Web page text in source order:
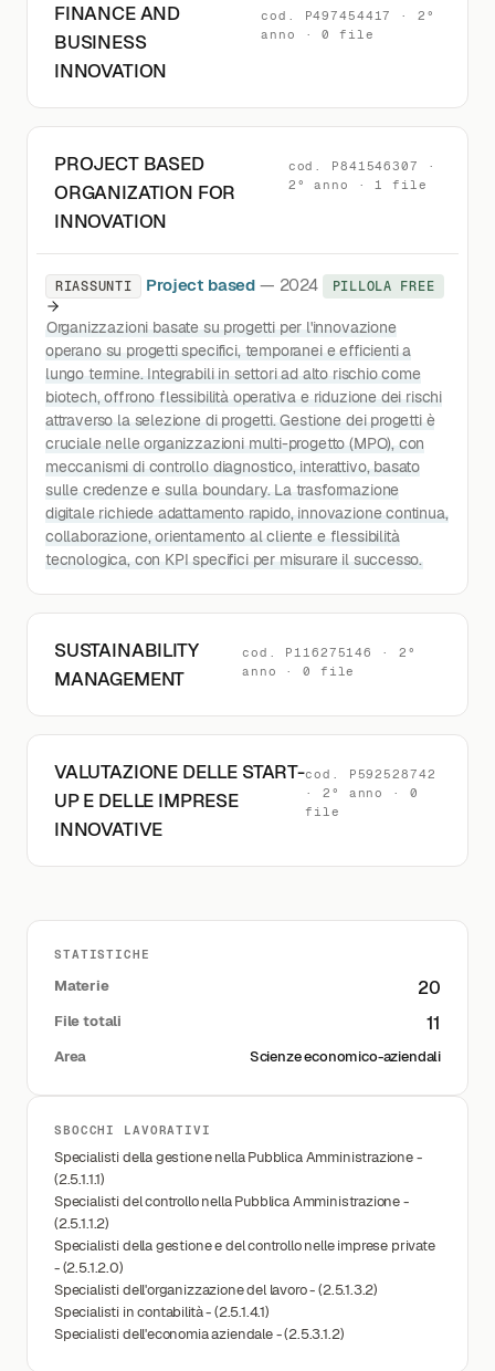
FINANCE AND
BUSINESS
INNOVATION
cod. P497454417 · 2°
anno · 0 file
PROJECT BASED
ORGANIZATION FOR
INNOVATION
cod. P841546307 ·
2° anno · 1 file
RIASSUNTI Project based — 2024 PILLOLA FREE
Organizzazioni basate su progetti per l'innovazione
operano su progetti specifici, temporanei e efficienti a
lungo termine. Integrabili in settori ad alto rischio come
biotech, offrono flessibilità operativa e riduzione dei rischi
attraverso la selezione di progetti. Gestione dei progetti è
cruciale nelle organizzazioni multi-progetto (MPO), con
meccanismi di controllo diagnostico, interattivo, basato
sulle credenze e sulla boundary. La trasformazione
digitale richiede adattamento rapido, innovazione continua,
collaborazione, orientamento al cliente e flessibilità
tecnologica, con KPI specifici per misurare il successo.
SUSTAINABILITY
MANAGEMENT
cod. P116275146 · 2°
anno · 0 file
VALUTAZIONE DELLE START-
UP E DELLE IMPRESE
INNOVATIVE
cod. P592528742
· 2° anno · 0
file
STATISTICHE
Materie 20
File totali 11
Area Scienze economico-aziendali
SBOCCHI LAVORATIVI
Specialisti della gestione nella Pubblica Amministrazione -
(2.5.1.1.1)
Specialisti del controllo nella Pubblica Amministrazione -
(2.5.1.1.2)
Specialisti della gestione e del controllo nelle imprese private
- (2.5.1.2.0)
Specialisti dell'organizzazione del lavoro - (2.5.1.3.2)
Specialisti in contabilità - (2.5.1.4.1)
Specialisti dell'economia aziendale - (2.5.3.1.2)